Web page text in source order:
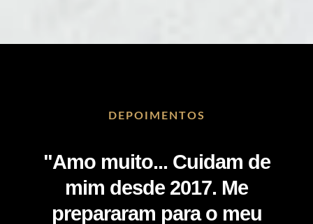
DEPOIMENTOS
"Amo muito... Cuidam de
mim desde 2017. Me
prepararam para o meu